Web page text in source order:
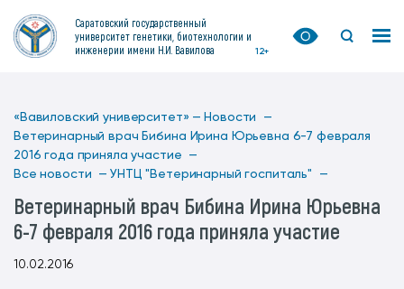
Саратовский государственный
университет генетики, биотехнологии и
инженерии имени Н.И. Вавилова
12+
«Вавиловский университет» — Новости —
Ветеринарный врач Бибина Ирина Юрьевна 6-7 февраля
2016 года приняла участие —
Все новости — УНТЦ "Ветеринарный госпиталь" —
Ветеринарный врач Бибина Ирина Юрьевна
6-7 февраля 2016 года приняла участие
10.02.2016